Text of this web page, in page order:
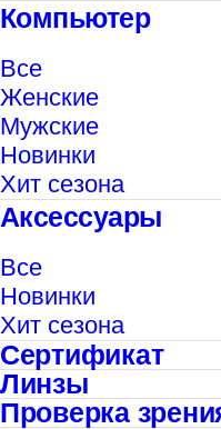
Компьютер
Все
Женские
Мужские
Новинки
Хит сезона
Аксессуары
Все
Новинки
Хит сезона
Сертификат
Линзы
Проверка